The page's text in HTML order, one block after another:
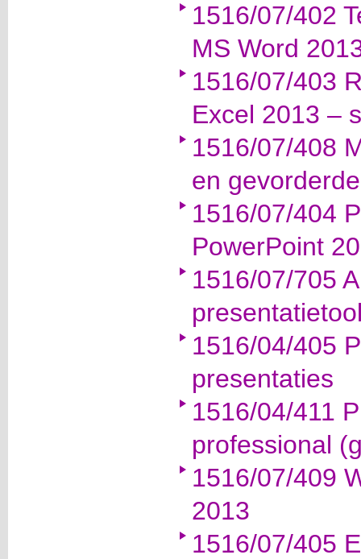
1516/07/402
MS Word
1516/07/403
Excel 2013 –
1516/07/408
en
1516/07/404
PowerPoint
1516/07/705
1516/04/405
presentaties
1516/04/411
professional
1516/07/409
2013
1516/07/405